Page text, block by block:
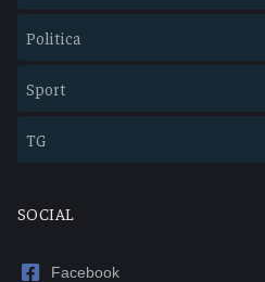
Politica
Sport
TG
SOCIAL
Facebook